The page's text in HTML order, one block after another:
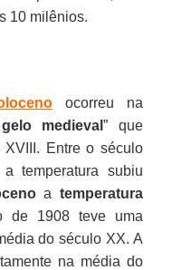
10 milênios.
ocorreu na
medieval” que
Entre o século
temperatura subiu
a temperatura
de 1908 teve uma
do século XX. A
na média do